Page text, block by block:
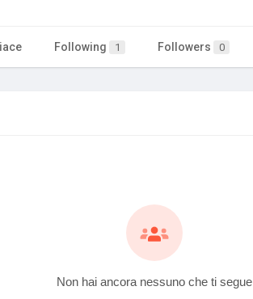
Following 1 Followers 0
Non hai ancora nessuno che ti segue